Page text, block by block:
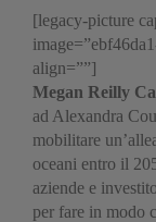
[legacy-picture
align=””]
Megan Reilly
ad Alexandra
mobilitare
oceani entro il
aziende e
per fare in modo